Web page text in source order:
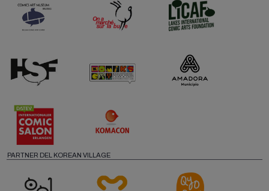
PARTNER DEL KOREAN VILLAGE